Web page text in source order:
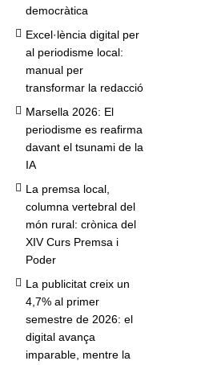
democràtica
Excel·lència digital per
al periodisme local:
manual per
transformar la redacció
Marsella 2026: El
periodisme es reafirma
davant el tsunami de la
IA
La premsa local,
columna vertebral del
món rural: crònica del
XIV Curs Premsa i
Poder
La publicitat creix un
4,7% al primer
semestre de 2026: el
digital avança
imparable, mentre la